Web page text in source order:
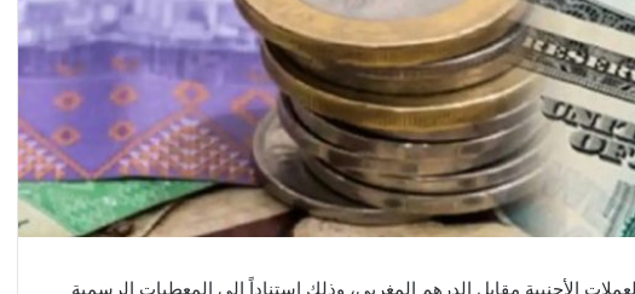
الأجنبية مقابل الدرهم المغربي، وذلك استناداً إلى المعطيات الرسمية